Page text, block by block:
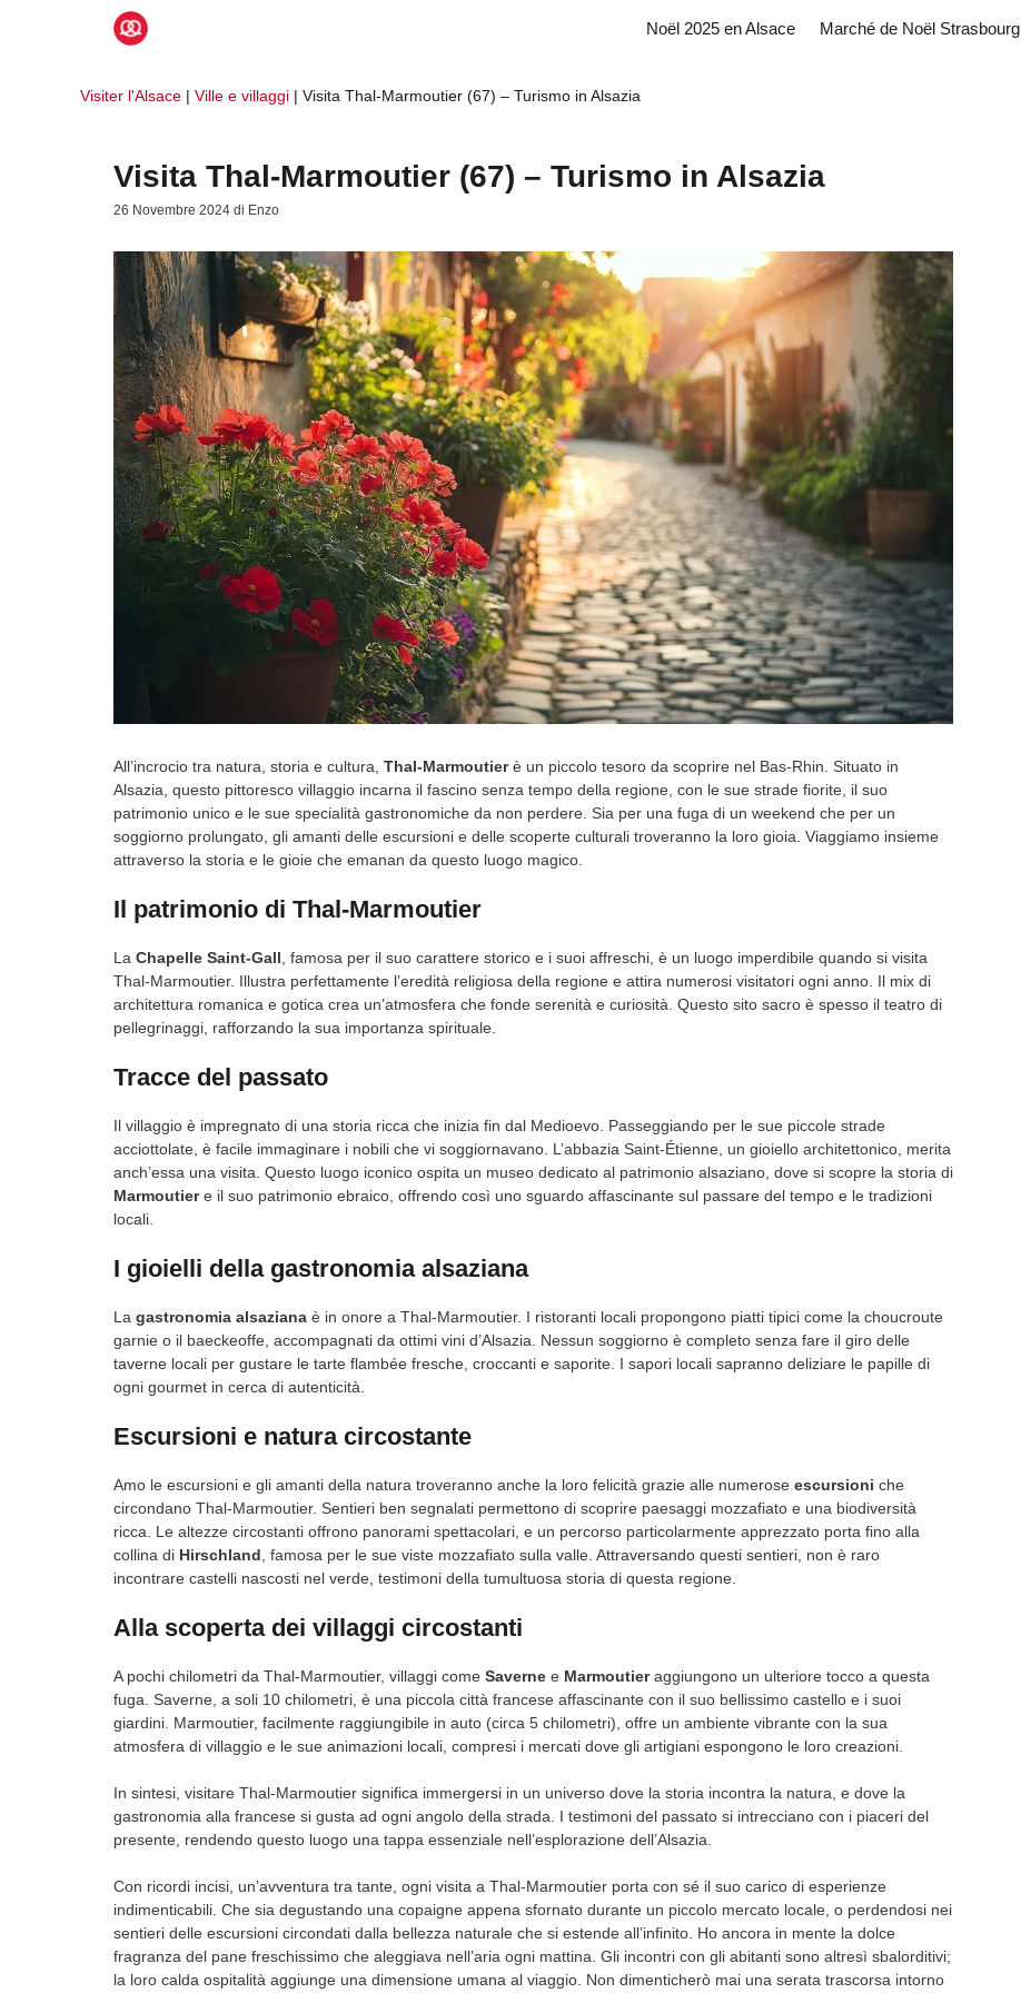
Noël 2025 en Alsace Marché de Noël Strasbourg
Visiter l'Alsace | Ville e villaggi | Visita Thal-Marmoutier (67) – Turismo in Alsazia
Visita Thal-Marmoutier (67) – Turismo in Alsazia
26 Novembre 2024 di Enzo
All’incrocio tra natura, storia e cultura, Thal-Marmoutierè un piccolo tesoro da scoprire nel Bas-Rhin. Situato in
Alsazia, questo pittoresco villaggio incarna il fascino senza tempo della regione, con le sue strade fiorite, il suo
patrimonio unico e le sue specialità gastronomiche da non perdere. Sia per una fuga di un weekend che per un
soggiorno prolungato, gli amanti delle escursioni e delle scoperte culturali troveranno la loro gioia. Viaggiamo insieme
attraverso la storia e le gioie che emanan da questo luogo magico.
Il patrimonio di Thal-Marmoutier
La Chapelle Saint-Gall , famosa per il suo carattere storico e i suoi affreschi, è un luogo imperdibile quando si visita
Thal-Marmoutier. Illustra perfettamente l’eredità religiosa della regione e attira numerosi visitatori ogni anno. Il mix di
architettura romanica e gotica crea un’atmosfera che fonde serenità e curiosità. Questo sito sacro è spesso il teatro di
pellegrinaggi, rafforzando la sua importanza spirituale.
Tracce del passato
Il villaggio è impregnato di una storia ricca che inizia fin dal Medioevo. Passeggiando per le sue piccole strade
acciottolate, è facile immaginare i nobili che vi soggiornavano. L’abbazia Saint-Étienne, un gioiello architettonico, merita
anch’essa una visita. Questo luogo iconico ospita un museo dedicato al patrimonio alsaziano, dove si scopre la storia di
Marmoutiere il suo patrimonio ebraico, offrendo così uno sguardo affascinante sul passare del tempo e le tradizioni
locali.
I gioielli della gastronomia alsaziana
La gastronomia alsaziana è in onore a Thal-Marmoutier. I ristoranti locali propongono piatti tipici come la choucroute
garnie o il baeckeoffe, accompagnati da ottimi vini d’Alsazia. Nessun soggiorno è completo senza fare il giro delle
taverne locali per gustare le tarte flambée fresche, croccanti e saporite. I sapori locali sapranno deliziare le papille di
ogni gourmet in cerca di autenticità.
Escursioni e natura circostante
Amo le escursioni e gli amanti della natura troveranno anche la loro felicità grazie alle numerose escursioni che
circondano Thal-Marmoutier. Sentieri ben segnalati permettono di scoprire paesaggi mozzafiato e una biodiversità
ricca. Le altezze circostanti offrono panorami spettacolari, e un percorso particolarmente apprezzato porta fino alla
collina di Hirschland , famosa per le sue viste mozzafiato sulla valle. Attraversando questi sentieri, non è raro
incontrare castelli nascosti nel verde, testimoni della tumultuosa storia di questa regione.
Alla scoperta dei villaggi circostanti
A pochi chilometri da Thal-Marmoutier, villaggi come Saverne e Marmoutieraggiungono un ulteriore tocco a questa
fuga. Saverne, a soli 10 chilometri, è una piccola città francese affascinante con il suo bellissimo castello e i suoi
giardini. Marmoutier, facilmente raggiungibile in auto (circa 5 chilometri), offre un ambiente vibrante con la sua
atmosfera di villaggio e le sue animazioni locali, compresi i mercati dove gli artigiani espongono le loro creazioni.
In sintesi, visitare Thal-Marmoutier significa immergersi in un universo dove la storia incontra la natura, e dove la
gastronomia alla francese si gusta ad ogni angolo della strada. I testimoni del passato si intrecciano con i piaceri del
presente, rendendo questo luogo una tappa essenziale nell’esplorazione dell’Alsazia.
Con ricordi incisi, un’avventura tra tante, ogni visita a Thal-Marmoutier porta con sé il suo carico di esperienze
indimenticabili. Che sia degustando una copaigne appena sfornato durante un piccolo mercato locale, o perdendosi nei
sentieri delle escursioni circondati dalla bellezza naturale che si estende all’infinito. Ho ancora in mente la dolce
fragranza del pane freschissimo che aleggiava nell’aria ogni mattina. Gli incontri con gli abitanti sono altresì sbalorditivi;
la loro calda ospitalità aggiunge una dimensione umana al viaggio. Non dimenticherò mai una serata trascorsa intorno